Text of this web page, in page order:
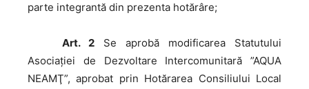
parte integrantă din prezenta hotărâre;
Art. 2 Se aprobă modificarea Statutului
Asociaţiei de Dezvoltare Intercomunitară ”AQUA
NEAMŢ”, aprobat prin Hotărarea Consiliului Local